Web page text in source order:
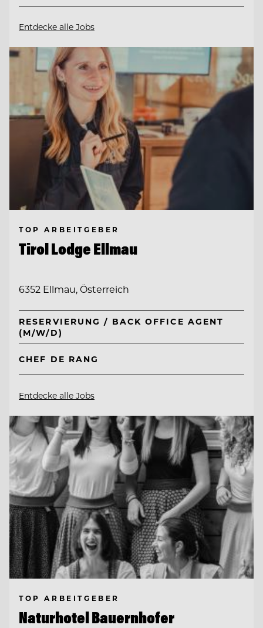
Entdecke alle Jobs
TOP ARBEITGEBER
Tirol Lodge Ellmau
6352 Ellmau, Österreich
RESERVIERUNG / BACK OFFICE AGENT
(M/W/D)
CHEF DE RANG
Entdecke alle Jobs
TOP ARBEITGEBER
Naturhotel Bauernhofer